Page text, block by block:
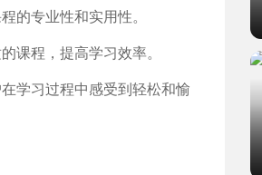
的专业性和实用性。
课程，提高学习效率。
学习过程中感受到轻松和愉